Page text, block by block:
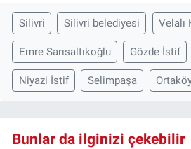
Silivri Silivri belediyesi Velalı
Emre Sarısaltıkoğlu Gözde İstif
Niyazi İstif Selimpaşa
Bunlar da ilginizi çekebilir